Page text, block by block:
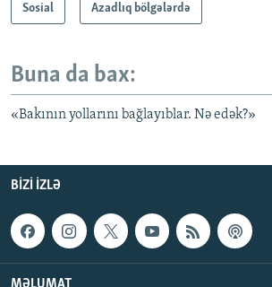
Sosial Azadlıq bölgələrdə
Buna da bax:
«Bakının yollarını bağlayıblar. Nə edək?»
BIZI IZLƏ
MƏLUMAT